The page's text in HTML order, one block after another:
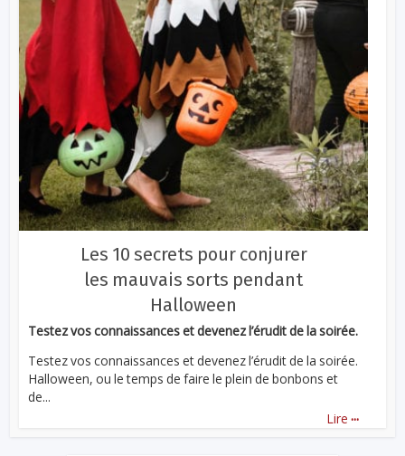
Les 10 secrets pour conjurer
les mauvais sorts pendant
Halloween
Testez vos connaissances et devenez l’érudit de la soirée.
Testez vos connaissances et devenez l’érudit de la soirée.
Halloween, ou le temps de faire le plein de bonbons et
de...
Lire ...